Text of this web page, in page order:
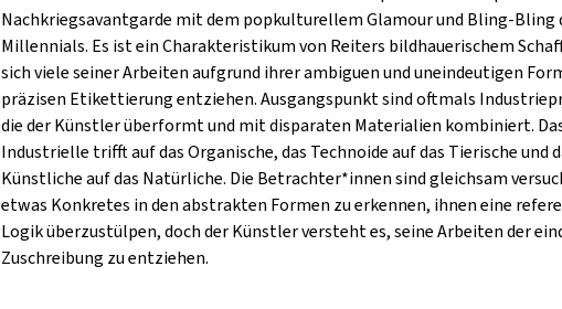
Nachkriegsavantgarde mit dem popkulturellem Glamour und Bling-Bling
Millennials. Es ist ein Charakteristikum von Reiters bildhauerischem
sich viele seiner Arbeiten aufgrund ihrer ambiguen und uneindeutigen
präzisen Etikettierung entziehen. Ausgangspunkt sind oftmals
die der Künstler überformt und mit disparaten Materialien kombiniert.
Industrielle trifft auf das Organische, das Technoide auf das Tierische und
Künstliche auf das Natürliche. Die Betrachter*innen sind gleichsam
etwas Konkretes in den abstrakten Formen zu erkennen, ihnen eine
Logik überzustülpen, doch der Künstler versteht es, seine Arbeiten der
Zuschreibung zu entziehen.